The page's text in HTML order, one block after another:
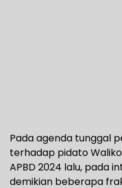
Pada agenda tunggal
terhadap pidato
APBD 2024 lalu, pada
demikian beberapa